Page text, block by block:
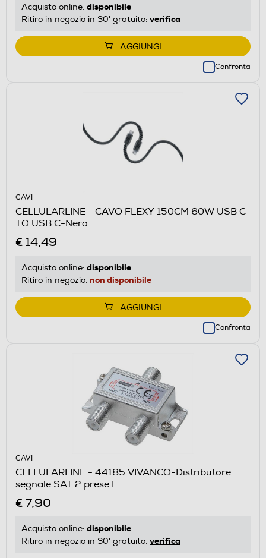
Acquisto online: disponibile
Ritiro in negozio in 30' gratuito: verifica
AGGIUNGI
Confronta
CAVI
CELLULARLINE - CAVO FLEXY 150CM 60W USB C
TO USB C-Nero
€ 14,49
Acquisto online: disponibile
Ritiro in negozio: non disponibile
AGGIUNGI
Confronta
CAVI
CELLULARLINE - 44185 VIVANCO-Distributore
segnale SAT 2 prese F
€ 7,90
Acquisto online: disponibile
Ritiro in negozio in 30' gratuito: verifica